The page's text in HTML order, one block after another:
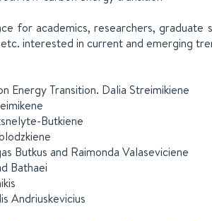
for academics, researchers, graduate
interested in current and emerging
Energy Transition. Dalia Streimikiene
Butkiene
Butkus and Raimonda Valaseviciene
Bathaei
Andriuskevicius